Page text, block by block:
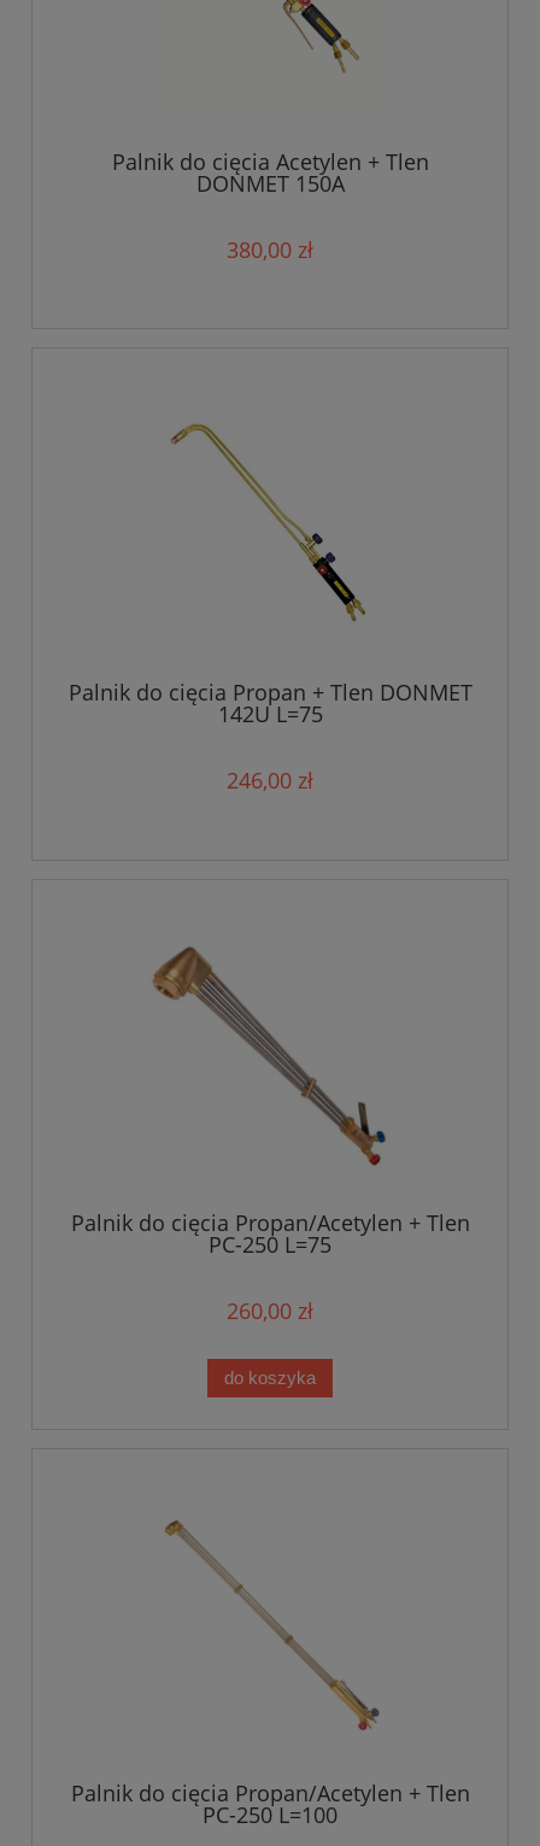
Palnik do cięcia Acetylen + Tlen
DONMET 150A
380,00 zł
Palnik do cięcia Propan + Tlen DONMET
142U L=75
246,00 zł
Palnik do cięcia Propan/Acetylen + Tlen
PC-250 L=75
260,00 zł
do koszyka
Palnik do cięcia Propan/Acetylen + Tlen
PC-250 L=100